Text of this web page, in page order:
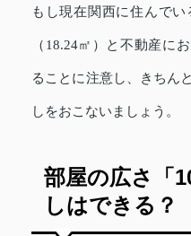
もし現在関西に住んで
（18.24㎡）と不動産に
ることに注意し、きちん
しをおこないましょう。
部屋の広さ「
しはできる？